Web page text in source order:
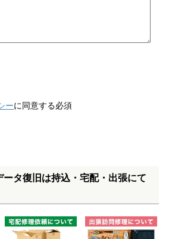
ーに同意する必須
ータ復旧は持込・宅配・出張にて